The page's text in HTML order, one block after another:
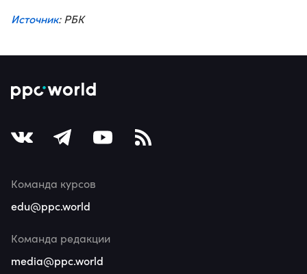
Источник: РБК
Команда курсов
edu@ppc.world
Команда редакции
media@ppc.world